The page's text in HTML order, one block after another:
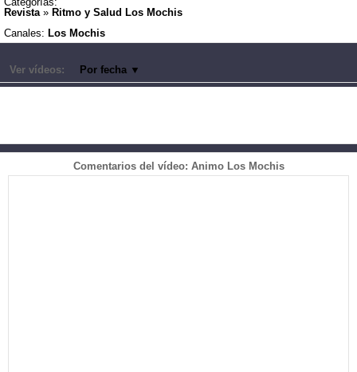
Revista » Ritmo y Salud Los Mochis
Canales: Los Mochis
Ver vídeos: Por fecha ▼
Comentarios del vídeo: Animo Los Mochis